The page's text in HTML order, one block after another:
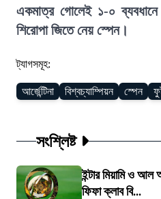
একমাত্র গোলেই ১-০ ব্যবধানে
শিরোপা জিতে নেয় স্পেন।
ট্যাগসমূহ:
আর্জেন্টিনা বিশ্বচ্যাম্পিয়ন স্পেন
সংশ্লিষ্ট
ইন্টার মিয়ামি ও আল
ফিফা ক্লাব বি...